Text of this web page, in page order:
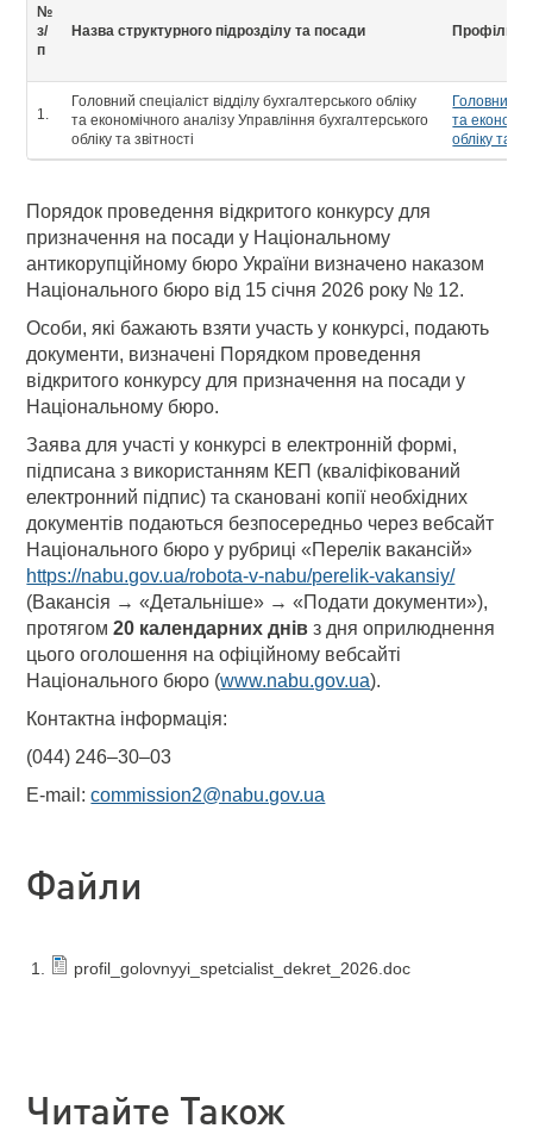
№
з/
п
Назва структурного підрозділу та посади Профіль
1.
Головний спеціаліст відділу бухгалтерського обліку
та економічного аналізу Управління бухгалтерського
обліку та звітності
Головний
та
обліку та
Порядок проведення відкритого конкурсу для
призначення на посади у Національному
антикорупційному бюро України визначено наказом
Національного бюро від 15 січня 2026 року № 12.
Особи, які бажають взяти участь у конкурсі, подають
документи, визначені Порядком проведення
відкритого конкурсу для призначення на посади у
Національному бюро.
Заява для участі у конкурсі в електронній формі,
підписана з використанням КЕП (кваліфікований
електронний підпис) та скановані копії необхідних
документів подаються безпосередньо через вебсайт
Національного бюро у рубриці «Перелік вакансій»
https://nabu.gov.ua/robota-v-nabu/perelik-vakansiy/
(Вакансія → «Детальніше» → «Подати документи»),
протягом20 календарних днів з дня оприлюднення
цього оголошення на офіційному вебсайті
Національного бюро (www.nabu.gov.ua).
Контактна інформація:
(044) 246–30–03
E-mail:commission2@nabu.gov.ua
Файли
profil_golovnyyi_spetcialist_dekret_2026.doc
Читайте Також